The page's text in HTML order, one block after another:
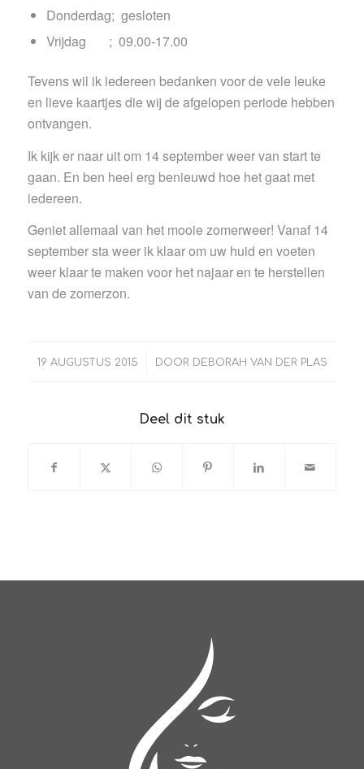
Donderdag; gesloten
Vrijdag ; 09.00-17.00
Tevens wil ik iedereen bedanken voor de vele leuke
en lieve kaartjes die wij de afgelopen periode hebben
ontvangen.
Ik kijk er naar uit om 14 september weer van start te
gaan. En ben heel erg benieuwd hoe het gaat met
iedereen.
Geniet allemaal van het mooie zomerweer! Vanaf 14
september sta weer ik klaar om uw huid en voeten
weer klaar te maken voor het najaar en te herstellen
van de zomerzon.
19 AUGUSTUS 2015
/ DOOR DEBORAH VAN DER PLAS
Deel dit stuk